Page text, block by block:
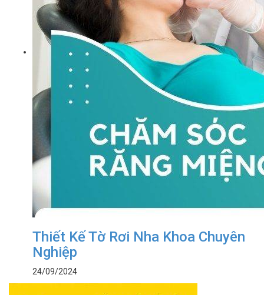
Thiết Kế Tờ Rơi Nha Khoa Chuyên
Nghiệp
24/09/2024